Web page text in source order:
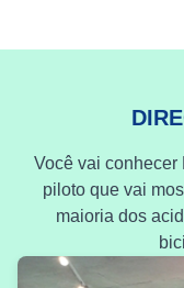
Você vai conhecer
piloto que vai
maioria dos